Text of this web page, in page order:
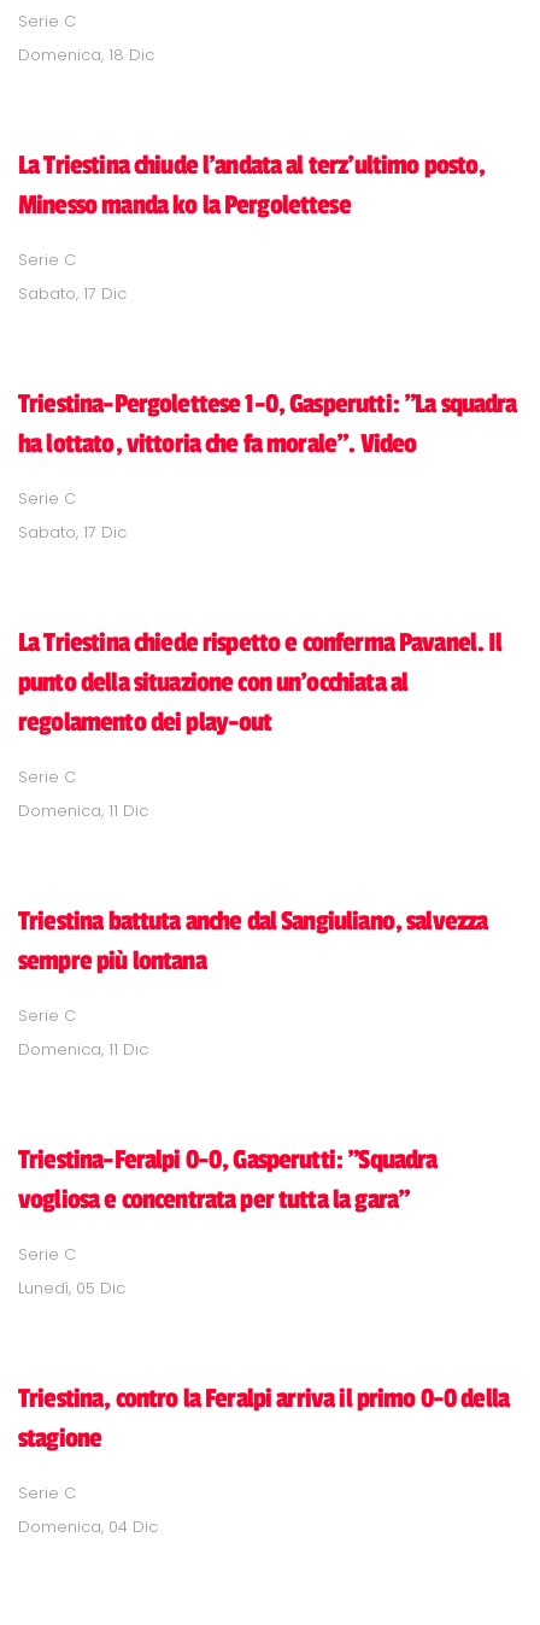
Serie C
Domenica, 18 Dic
La Triestina chiude l'andata al terz'ultimo posto,
Minesso manda ko la Pergolettese
Serie C
Sabato, 17 Dic
Triestina-Pergolettese 1-0, Gasperutti: "La squadra
ha lottato, vittoria che fa morale". Video
Serie C
Sabato, 17 Dic
La Triestina chiede rispetto e conferma Pavanel. Il
punto della situazione con un'occhiata al
regolamento dei play-out
Serie C
Domenica, 11 Dic
Triestina battuta anche dal Sangiuliano, salvezza
sempre più lontana
Serie C
Domenica, 11 Dic
Triestina-Feralpi 0-0, Gasperutti: "Squadra
vogliosa e concentrata per tutta la gara"
Serie C
Lunedì, 05 Dic
Triestina, contro la Feralpi arriva il primo 0-0 della
stagione
Serie C
Domenica, 04 Dic